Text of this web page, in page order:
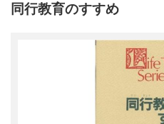
同行教育のすすめ